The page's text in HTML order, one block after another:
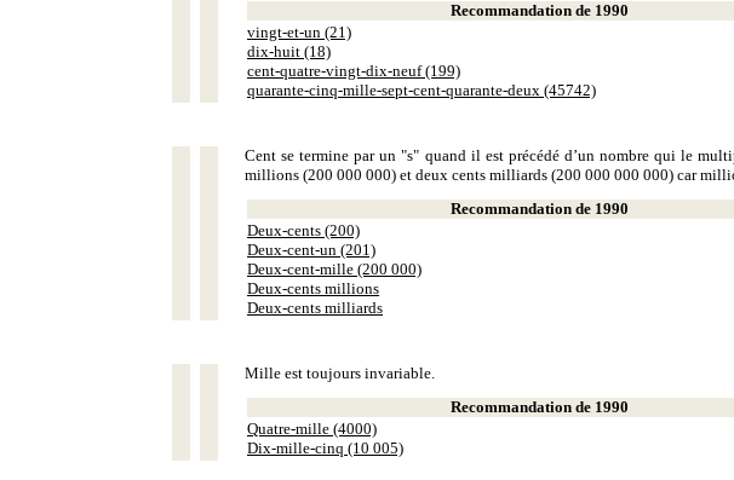
Recommandation de 1990
vingt-et-un (21)
dix-huit (18)
cent-quatre-vingt-dix-neuf (199)
quarante-cinq-mille-sept-cent-quarante-deux (45742)
Cent se termine par un "s" quand il est précédé d’un nombre qui le
millions (200 000 000) et deux cents milliards (200 000 000 000) car
Recommandation de 1990
Deux-cents (200)
Deux-cent-un (201)
Deux-cent-mille (200 000)
Deux-cents millions
Deux-cents milliards
Mille est toujours invariable.
Recommandation de 1990
Quatre-mille (4000)
Dix-mille-cinq (10 005)